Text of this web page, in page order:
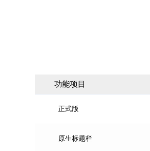
功能项目
正式版
原生标题栏